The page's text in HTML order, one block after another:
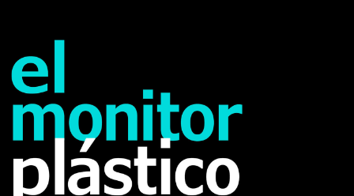
principal